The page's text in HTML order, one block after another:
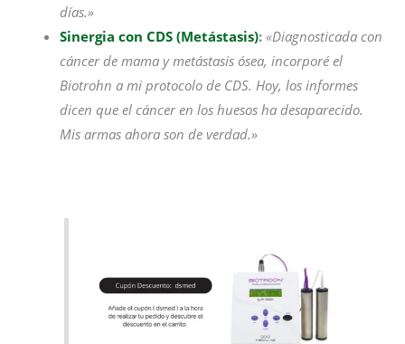
días.»
Sinergia con CDS (Metástasis): «Diagnosticada con
cáncer de mama y metástasis ósea, incorporé el
Biotrohn a mi protocolo de CDS. Hoy, los informes
dicen que el cáncer en los huesos ha desaparecido.
Mis armas ahora son de verdad.»